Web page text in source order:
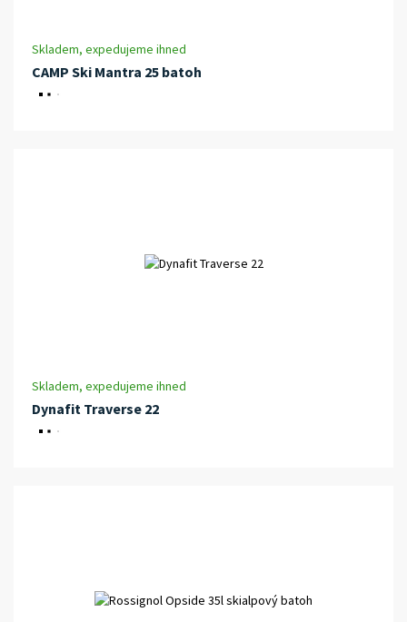
Skladem, expedujeme ihned
CAMP Ski Mantra 25 batoh
Skladem, expedujeme ihned
Dynafit Traverse 22